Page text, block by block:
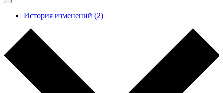
История изменений (2)